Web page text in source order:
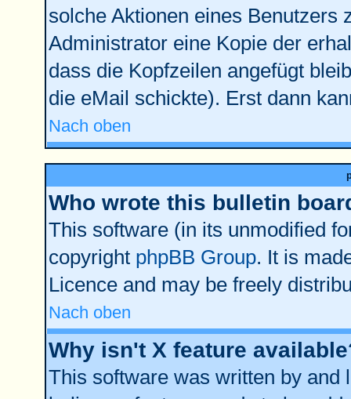
solche Aktionen eines Benutzers
Administrator eine Kopie der
dass die Kopfzeilen angefügt
die eMail schickte). Erst dann
Nach oben
Who wrote this bulletin
This software (in its unmodified
copyright phpBB Group. It is
Licence and may be freely
Nach oben
Why isn't X feature
This software was written by and